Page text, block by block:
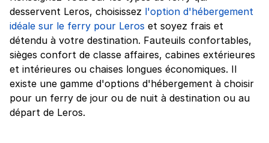
desservent Leros, choisissez l'option d'hébergement
idéale sur le ferry pour Leros et soyez frais et
détendu à votre destination. Fauteuils confortables,
sièges confort de classe affaires, cabines extérieures
et intérieures ou chaises longues économiques. Il
existe une gamme d'options d'hébergement à choisir
pour un ferry de jour ou de nuit à destination ou au
départ de Leros.